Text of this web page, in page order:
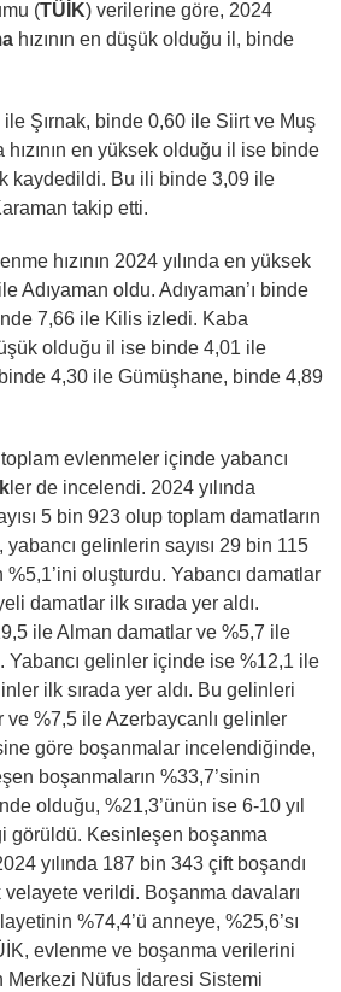
(TÜİK) verilerine göre, 2024
hızının en düşük olduğu il, binde
Şırnak, binde 0,60 ile Siirt ve Muş
en yüksek olduğu il ise binde
kaydedildi. Bu ili binde 3,09 ile
takip etti.
hızının 2024 yılında en yüksek
Adıyaman oldu. Adıyaman’ı binde
7,66 ile Kilis izledi. Kaba
olduğu il ise binde 4,01 ile
4,30 ile Gümüşhane, binde 4,89
evlenmeler içinde yabancı
ler de incelendi. 2024 yılında
5 bin 923 olup toplam damatların
yabancı gelinlerin sayısı 29 bin 115
oluşturdu. Yabancı damatlar
damatlar ilk sırada yer aldı.
ile Alman damatlar ve %5,7 ile
Yabancı gelinler içinde ise %12,1 ile
ilk sırada yer aldı. Bu gelinleri
ve %7,5 ile Azerbaycanlı gelinler
göre boşanmalar incelendiğinde,
boşanmaların %33,7’sinin
olduğu, %21,3’ünün ise 6-10 yıl
görüldü. Kesinleşen boşanma
yılında 187 bin 343 çift boşandı
verildi. Boşanma davaları
%74,4’ü anneye, %25,6’sı
evlenme ve boşanma verilerini
Merkezi Nüfus İdaresi Sistemi